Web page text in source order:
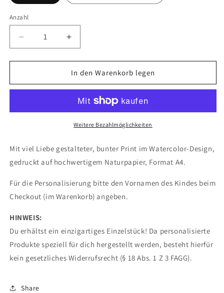
Anzahl
Verringere
die
Menge
So
Erhöhe
die
Menge
für
So
Waldtiere
In den Warenkorb legen
Weitere Bezahlmöglichkeiten
Mit viel Liebe gestalteter, bunter Print im Watercolor-Design,
gedruckt auf hochwertigem Naturpapier, Format A4.
Für die Personalisierung bitte den Vornamen des Kindes beim
Checkout (im Warenkorb) angeben.
HINWEIS:
Du erhältst ein einzigartiges Einzelstück! Da personalisierte
Produkte speziell für dich hergestellt werden, besteht hierfür
kein gesetzliches Widerrufsrecht (§ 18 Abs. 1 Z 3 FAGG).
Share